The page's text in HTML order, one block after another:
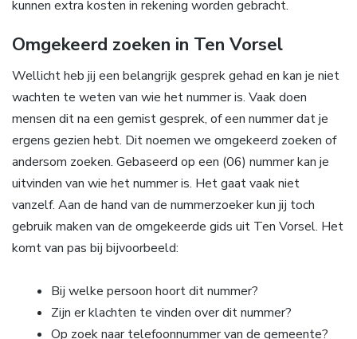
kunnen extra kosten in rekening worden gebracht.
Omgekeerd zoeken in Ten Vorsel
Wellicht heb jij een belangrijk gesprek gehad en kan je niet
wachten te weten van wie het nummer is. Vaak doen
mensen dit na een gemist gesprek, of een nummer dat je
ergens gezien hebt. Dit noemen we omgekeerd zoeken of
andersom zoeken. Gebaseerd op een (06) nummer kan je
uitvinden van wie het nummer is. Het gaat vaak niet
vanzelf. Aan de hand van de nummerzoeker kun jij toch
gebruik maken van de omgekeerde gids uit Ten Vorsel. Het
komt van pas bij bijvoorbeeld:
Bij welke persoon hoort dit nummer?
Zijn er klachten te vinden over dit nummer?
Op zoek naar telefoonnummer van de gemeente?